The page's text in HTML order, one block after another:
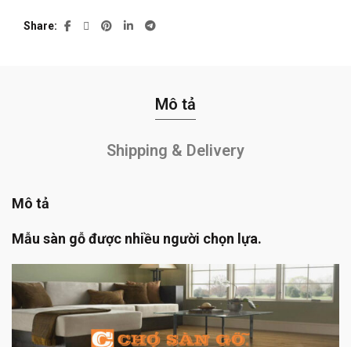
Share
Mô tả
Shipping & Delivery
Mô tả
Mẫu sàn gỗ được nhiều người chọn lựa.